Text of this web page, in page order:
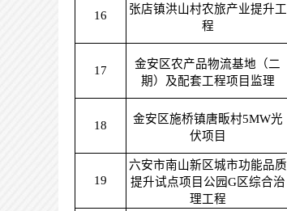
16
张店镇洪山村农旅产业提升工
程
17
金安区农产品物流基地（二
期）及配套工程项目监理
18
金安区施桥镇唐畈村5MW光
伏项目
19
六安市南山新区城市功能品质
提升试点项目公园G区综合治
理工程